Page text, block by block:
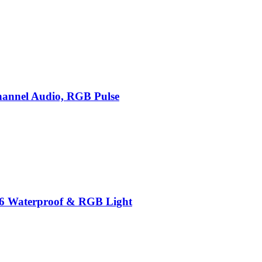
Audio, RGB Pulse
Waterproof & RGB Light